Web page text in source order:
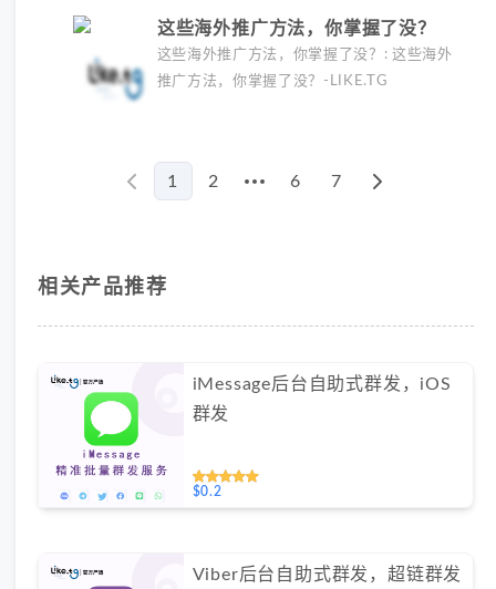
这些海外推广方法，你掌握了没？
这些海外推广方法，你掌握了没？: 这些海外
推广方法，你掌握了没？-LIKE.TG
1
2
6 7
相关产品推荐
iMessage后台自助式群发，iOS
群发
$0.2
Viber后台自助式群发，超链群发